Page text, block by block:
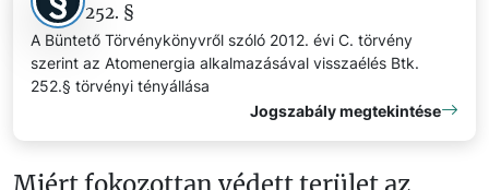
252. §
A Büntető Törvénykönyvről szóló 2012. évi C. törvény
szerint az Atomenergia alkalmazásával visszaélés Btk.
252.§ törvényi tényállása
Jogszabály megtekintése